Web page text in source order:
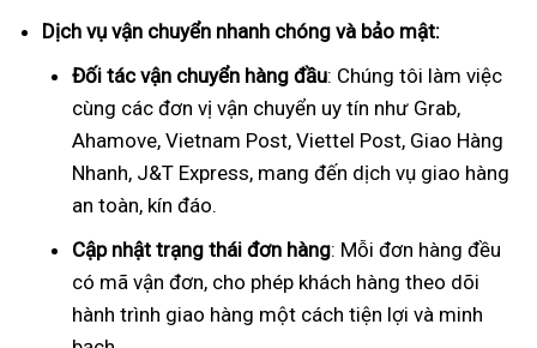
Dịch vụ vận chuyển nhanh chóng và bảo mật:
Đối tác vận chuyển hàng đầu: Chúng tôi làm việc
cùng các đơn vị vận chuyển uy tín như Grab,
Ahamove, Vietnam Post, Viettel Post, Giao Hàng
Nhanh, J&T Express, mang đến dịch vụ giao hàng
an toàn, kín đáo.
Cập nhật trạng thái đơn hàng: Mỗi đơn hàng đều
có mã vận đơn, cho phép khách hàng theo dõi
hành trình giao hàng một cách tiện lợi và minh